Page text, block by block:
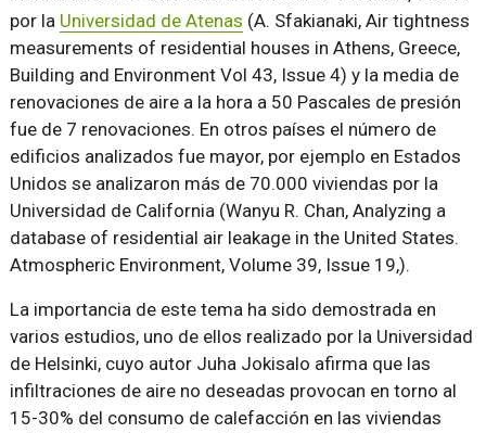
por la Universidad de Atenas (A. Sfakianaki, Air tightness
measurements of residential houses in Athens, Greece,
Building and Environment Vol 43, Issue 4) y la media de
renovaciones de aire a la hora a 50 Pascales de presión
fue de 7 renovaciones. En otros países el número de
edificios analizados fue mayor, por ejemplo en Estados
Unidos se analizaron más de 70.000 viviendas por la
Universidad de California (Wanyu R. Chan, Analyzing a
database of residential air leakage in the United States.
Atmospheric Environment, Volume 39, Issue 19,).
La importancia de este tema ha sido demostrada en
varios estudios, uno de ellos realizado por la Universidad
de Helsinki, cuyo autor Juha Jokisalo afirma que las
infiltraciones de aire no deseadas provocan en torno al
15-30% del consumo de calefacción en las viviendas